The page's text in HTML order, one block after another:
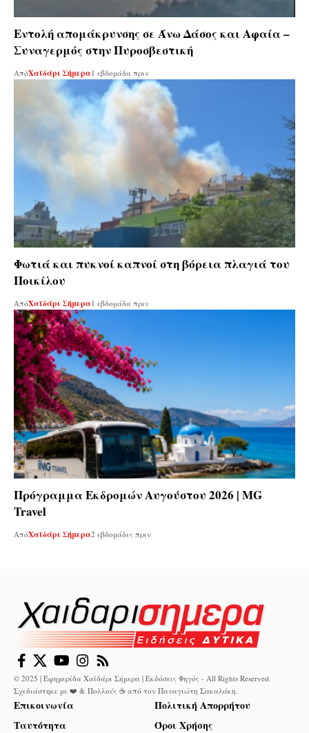
Εντολή απομάκρυνσης σε Άνω Δάσος και Αφαία –
Συναγερμός στην Πυροσβεστική
ΑπόΧαϊδάρι Σήμερα 1 εβδομάδα πριν
Φωτιά και πυκνοί καπνοί στη βόρεια πλαγιά του
Ποικίλου
ΑπόΧαϊδάρι Σήμερα1 εβδομάδα πριν
Πρόγραμμα Εκδρομών Αυγούστου 2026 | MG
Travel
ΑπόΧαϊδάρι Σήμερα2 εβδομάδες πριν
© 2025 | Εφημερίδα Χαϊδάρι Σήμερα | Εκδόσεις Φηγός - All Rights Reserved.
Σχεδιάστηκε με ❤️ & Πολλούς ☕ από τον Παναγιώτη Σακαλάκη
Επικοινωνία
Ταυτότητα
Πολιτική Απορρήτου
Όροι Χρήσης